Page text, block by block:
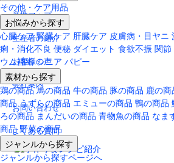
その他・ケア用品
お悩みから探す
心臓ケア 腎臓ケア 肝臓ケア 皮膚病・目ヤニ
痢・消化不良 便秘 ダイエット 食欲不振 関節
ウム補給 シニア パピー
素材から探す
鶏の商品 馬の商品 牛の商品 豚の商品 鹿の商
商品 うずらの商品 エミューの商品 鴨の商品
ろの商品 まんだいの商品 青物魚の商品 なま
商品 野菜の商品
ジャンルから探す
ジャンルから探すページへ
産地マップ
生産者の紹介
お客様の声
会社案内
お問い合わせ
よくある質問